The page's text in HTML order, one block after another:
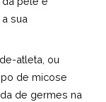
sua
atleta, ou
de micose
de germes na